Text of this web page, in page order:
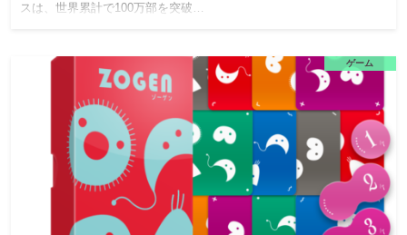
スは、世界累計で100万部を突破…
ゲーム